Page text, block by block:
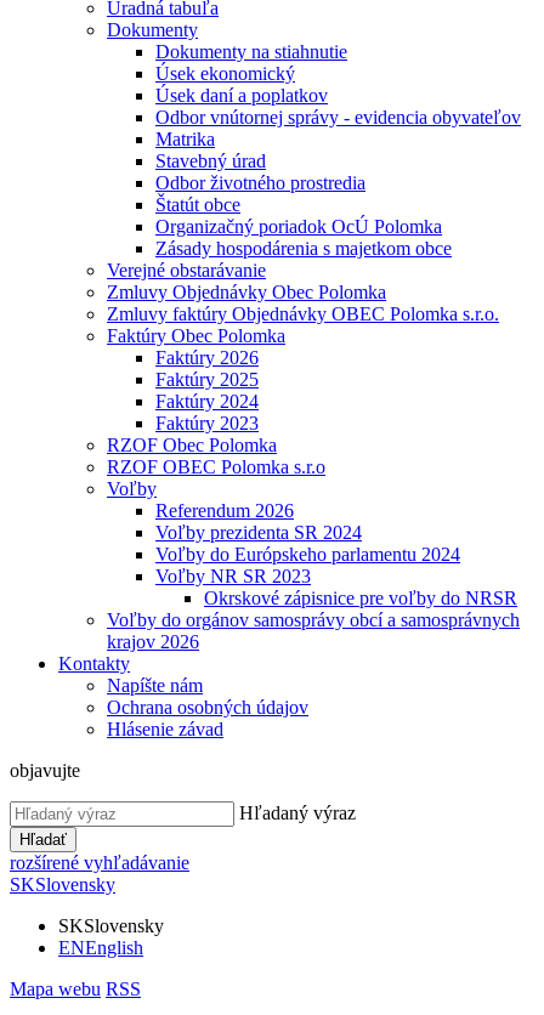
Úradná tabuľa
Dokumenty
Dokumenty na stiahnutie
Úsek ekonomický
Úsek daní a poplatkov
Odbor vnútornej správy - evidencia obyvateľov
Matrika
Stavebný úrad
Odbor životného prostredia
Štatút obce
Organizačný poriadok OcÚ Polomka
Zásady hospodárenia s majetkom obce
Verejné obstarávanie
Zmluvy Objednávky Obec Polomka
Zmluvy faktúry Objednávky OBEC Polomka s.r.o.
Faktúry Obec Polomka
Faktúry 2026
Faktúry 2025
Faktúry 2024
Faktúry 2023
RZOF Obec Polomka
RZOF OBEC Polomka s.r.o
Voľby
Referendum 2026
Voľby prezidenta SR 2024
Voľby do Európskeho parlamentu 2024
Voľby NR SR 2023
Okrskové zápisnice pre voľby do NRSR
Voľby do orgánov samosprávy obcí a samosprávnych
krajov 2026
Kontakty
Napíšte nám
Ochrana osobných údajov
Hlásenie závad
objavujte
Hľadaný výraz
Hľadať
rozšírené vyhľadávanie
SKSlovensky
SKSlovensky
ENEnglish
Mapa webu RSS